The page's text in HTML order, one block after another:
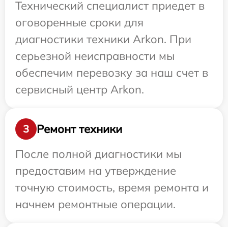
Технический специалист приедет в
оговоренные сроки для
диагностики техники Arkon. При
серьезной неисправности мы
обеспечим перевозку за наш счет в
сервисный центр Arkon.
3
Ремонт техники
После полной диагностики мы
предоставим на утверждение
точную стоимость, время ремонта и
начнем ремонтные операции.